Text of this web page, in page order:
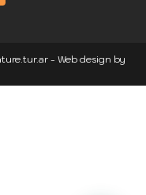
- Web design by